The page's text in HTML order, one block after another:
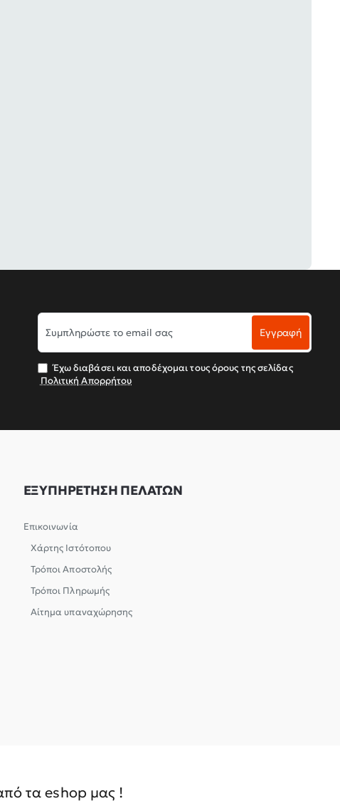
Συμπληρώστε
το
email
σας
Εγγραφή
Έχω διαβάσει και αποδέχομαι τους όρους της σελίδας
Πολιτική Απορρήτου
ΕΞΥΠΗΡΕΤΗΣΗ ΠΕΛΑΤΩΝ
Επικοινωνία
Χάρτης Ιστότοπου
Τρόποι Αποστολής
Τρόποι Πληρωμής
Αίτημα υπαναχώρησης
τα eshop μας !